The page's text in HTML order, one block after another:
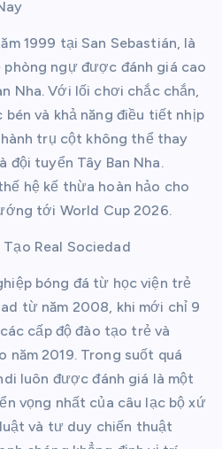
1999 tại San Sebastián, là
ngự được đánh giá cao
Nha. Với lối chơi chắc chắn,
và khả năng điều tiết nhịp
trụ cột không thể thay
đội tuyển Tây Ban Nha.
hệ kế thừa hoàn hảo cho
tới World Cup 2026.
Real Sociedad
bóng đá từ học viện trẻ
từ năm 2008, khi mới chỉ 9
cấp độ đào tạo trẻ và
năm 2019. Trong suốt quá
luôn được đánh giá là một
vọng nhất của câu lạc bộ xứ
và tư duy chiến thuật